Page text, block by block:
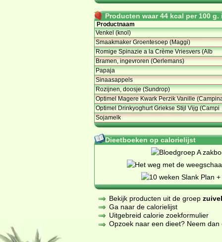
Producten waar 44 kcal per 100
Productnaam
Venkel (knol)
Smaakmaker Groentesoep (Maggi)
Romige Spinazie a la Crème Vriesvers (Alb
Bramen, ingevroren (Oerlemans)
Papaja
Sinaasappels
Rozijnen, doosje (Sundrop)
Optimel Magere Kwark Perzik Vanille
Optimel Drinkyoghurt Griekse Stijl Vijg (Campi
Sojamelk
Dieetboeken op calorielijst
Bekijk producten uit de groep
Ga naar de calorielijst
Uitgebreid calorie zoekformulier
Opzoek naar een dieet? Neem